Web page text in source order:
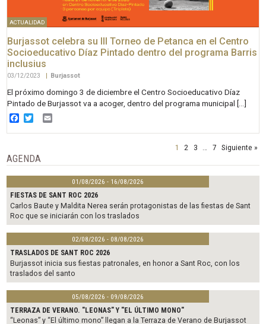
ACTUALIDAD
Burjassot celebra su III Torneo de Petanca en el Centro
Socioeducativo Díaz Pintado dentro del programa Barris
inclusius
03/12/2023 | Burjassot
El próximo domingo 3 de diciembre el Centro Socioeducativo Díaz
Pintado de Burjassot va a acoger, dentro del programa municipal […]
Facebook
Twitter
1 2 3 7 Siguiente »
AGENDA
01/08/2026 - 16/08/2026
FIESTAS DE SANT ROC 2026
Carlos Baute y Maldita Nerea serán protagonistas de las fiestas de Sant
Roc que se iniciarán con los traslados
02/08/2026 - 08/08/2026
TRASLADOS DE SANT ROC 2026
Burjassot inicia sus fiestas patronales, en honor a Sant Roc, con los
traslados del santo
05/08/2026 - 09/08/2026
TERRAZA DE VERANO. "LEONAS" Y "EL ÚLTIMO MONO"
“Leonas” y “El último mono” llegan a la Terraza de Verano de Burjassot